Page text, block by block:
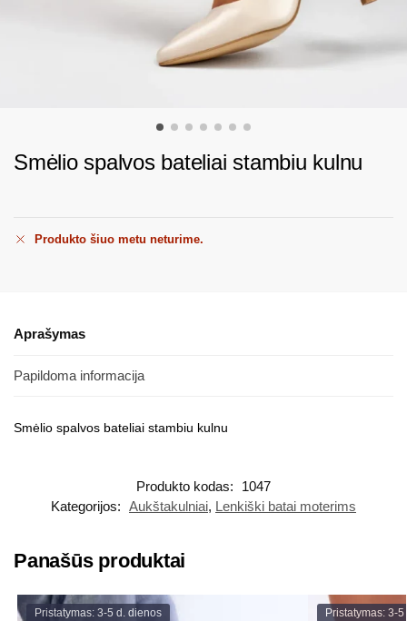
Smėlio spalvos bateliai stambiu kulnu
Produkto šiuo metu neturime.
Aprašymas
Papildoma informacija
Smėlio spalvos bateliai stambiu kulnu
Produkto kodas:
1047
Kategorijos: Aukštakulniai, Lenkiški batai moterims
Panašūs produktai
Pristatymas: 3-5 d. dienos Pristatymas: 3-